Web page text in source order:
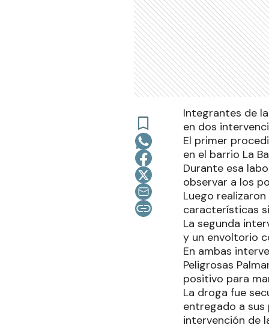
Integrantes de
en dos
El primer
en el barrio La
Durante esa
observar a los
Luego
características
La segunda
y un envoltorio
En ambas
Peligrosas
positivo para
La droga fue
entregado a sus
intervención de